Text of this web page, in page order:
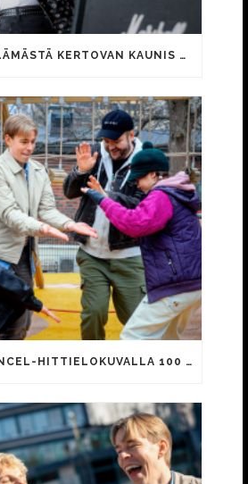
KAIJA KOON ELÄMÄSTÄ KERTOVAN KAUNIS RIETAS ONNELLINEN -ELOKUVAN TRAILER JULKI
SOMEAJAN CANCEL-HITTIELOKUVALLA 100 000 KATSOJAA!